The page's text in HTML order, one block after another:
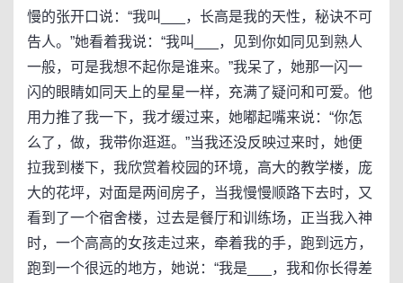
慢的张开口说：“我叫___，长高是我的天性，秘诀不可
告人。”她看着我说：“我叫___，见到你如同见到熟人
一般，可是我想不起你是谁来。”我呆了，她那一闪一
闪的眼睛如同天上的星星一样，充满了疑问和可爱。他
用力推了我一下，我才缓过来，她嘟起嘴来说：“你怎
么了，做，我带你逛逛。”当我还没反映过来时，她便
拉我到楼下，我欣赏着校园的环境，高大的教学楼，庞
大的花坪，对面是两间房子，当我慢慢顺路下去时，又
看到了一个宿舍楼，过去是餐厅和训练场，正当我入神
时，一个高高的女孩走过来，牵着我的手，跑到远方，
跑到一个很远的地方，她说：“我是___，我和你长得差